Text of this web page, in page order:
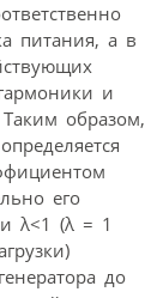
питания, а в
и
образом,
его
λ<1 (λ = 1
до